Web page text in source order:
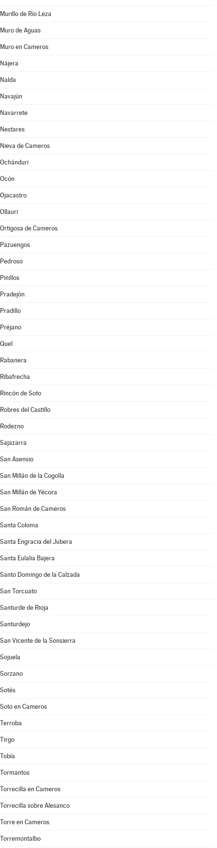
Murillo de Río Leza
Muro de Aguas
Muro en Cameros
Nájera
Nalda
Navajún
Navarrete
Nestares
Nieva de Cameros
Ochánduri
Ocón
Ojacastro
Ollauri
Ortigosa de Cameros
Pazuengos
Pedroso
Pinillos
Pradejón
Pradillo
Préjano
Quel
Rabanera
Ribafrecha
Rincón de Soto
Robres del Castillo
Rodezno
Sajazarra
San Asensio
San Millán de la Cogolla
San Millán de Yécora
San Román de Cameros
Santa Coloma
Santa Engracia del Jubera
Santa Eulalia Bajera
Santo Domingo de la Calzada
San Torcuato
Santurde de Rioja
Santurdejo
San Vicente de la Sonsierra
Sojuela
Sorzano
Sotés
Soto en Cameros
Terroba
Tirgo
Tobía
Tormantos
Torrecilla en Cameros
Torrecilla sobre Alesanco
Torre en Cameros
Torremontalbo